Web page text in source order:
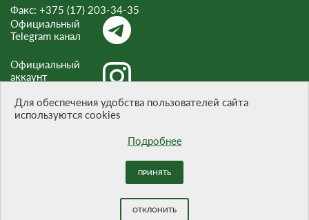
Факс: +375 (17) 203-34-35
Официальный
Telegram канал
Официальный
аккаунт
Официальный
При цитировании материалов ссылка на сайт обязательна.
БЕЛТА
Для обеспечения удобства пользователей сайта
используются cookies
Подробнее
ПРИНЯТЬ
ОТКЛОНИТЬ